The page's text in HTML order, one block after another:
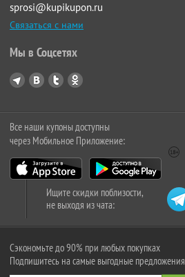
sprosi@kupikupon.ru
Связаться с нами
Мы в Соцсетях
Все наши купоны доступны
через Мобильное Приложение:
Ищите скидки поблизости,
не выходя из чата:
Сэкономьте до 90% при любых покупках
Подпишитесь на самые выгодные предложения